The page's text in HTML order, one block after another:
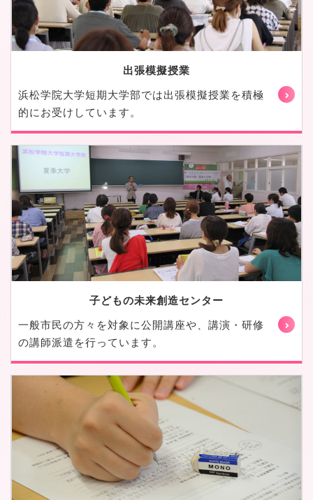
出張模擬授業
浜松学院大学短期大学部では出張模擬授業を積極
的にお受けしています。
子どもの未来創造センター
一般市民の方々を対象に公開講座や、講演・研修
の講師派遣を行っています。